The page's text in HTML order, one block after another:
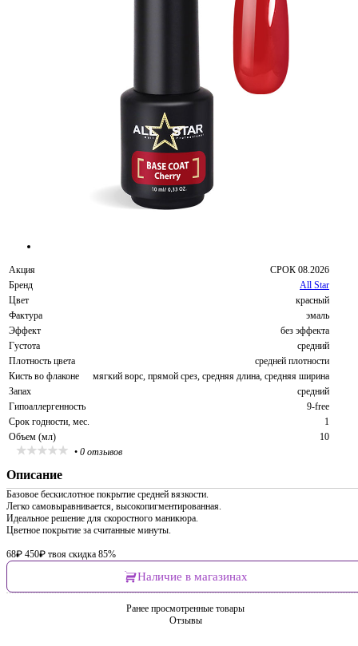
Акция
СРОК 08.2026
Бренд
All Star
Цвет
красный
Фактура
эмаль
Эффект
без эффекта
Густота
средний
Плотность цвета
средней плотности
Кисть во флаконе
мягкий ворс, прямой срез, средняя длина, средняя ширина
Запах
средний
Гипоаллергенность
9-free
Срок годности, мес.
1
Объем (мл)
10
• 0 отзывов
Описание
Базовое бескислотное покрытие средней вязкости.
Легко самовыравнивается, высокопигментированная.
Идеальное решение для скоростного маникюра.
Цветное покрытие за считанные минуты.
68₽ 450₽ твоя скидка 85%
Наличие в магазинах
Ранее просмотренные товары
Отзывы